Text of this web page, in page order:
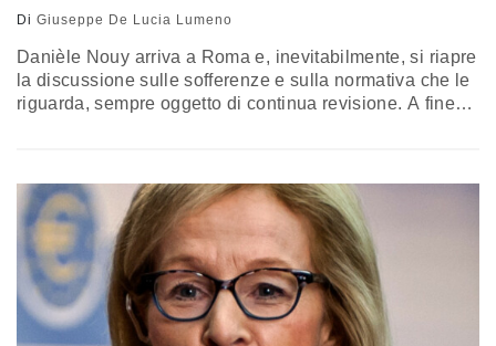
Di Giuseppe De Lucia Lumeno
Danièle Nouy arriva a Roma e, inevitabilmente, si riapre
la discussione sulle sofferenze e sulla normativa che le
riguarda, sempre oggetto di continua revisione. A fine
seppur meno oneroso in seguito alla presa di posizione
dell’Europarlamento, è ora…